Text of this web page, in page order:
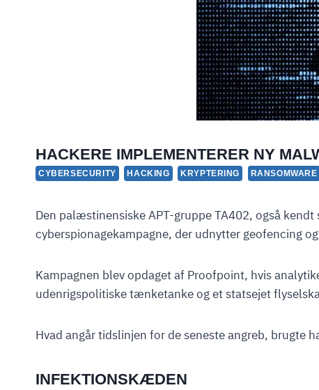
HACKERE IMPLEMENTERER NY
CYBERSECURITY HACKING KRYPTERING RANSOMWARE
Den palæstinensiske APT-gruppe TA402, også
cyberspionagekampagne, der udnytter geofencing
Kampagnen blev opdaget af Proofpoint, hvis
udenrigspolitiske tænketanke og et statsejet
Hvad angår tidslinjen for de seneste angreb,
INFEKTIONSKÆDEN